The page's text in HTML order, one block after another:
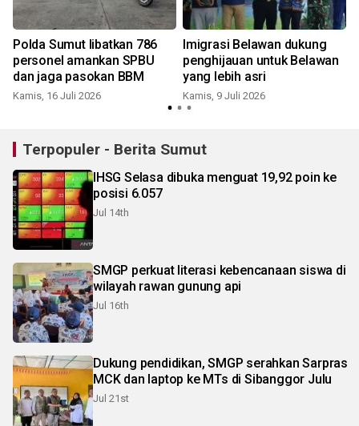
Polda Sumut libatkan 786
personel amankan SPBU
dan jaga pasokan BBM
Kamis, 16 Juli 2026
Imigrasi Belawan dukung
penghijauan untuk Belawan
yang lebih asri
Kamis, 9 Juli 2026
Terpopuler - Berita Sumut
IHSG Selasa dibuka menguat 19,92 poin ke
posisi 6.057
Jul 14th
SMGP perkuat literasi kebencanaan siswa di
wilayah rawan gunung api
Jul 16th
Dukung pendidikan, SMGP serahkan Sarpras
MCK dan laptop ke MTs di Sibanggor Julu
Jul 21st